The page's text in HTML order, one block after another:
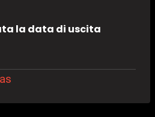
la data di uscita